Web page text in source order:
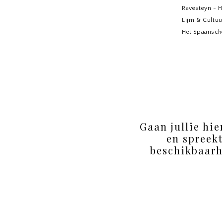
Ravesteyn -
Lijm &
Het
Gaan jullie
en